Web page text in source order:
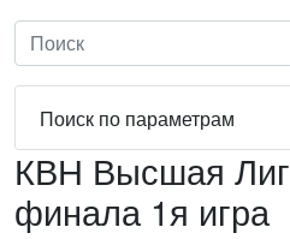
Поиск по параметрам
КВН Высшая
финала 1я игра